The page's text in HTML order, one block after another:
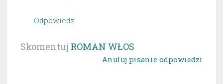
Odpowiedz
Skomentuj ROMAN WŁOS
Anuluj pisanie odpowiedzi